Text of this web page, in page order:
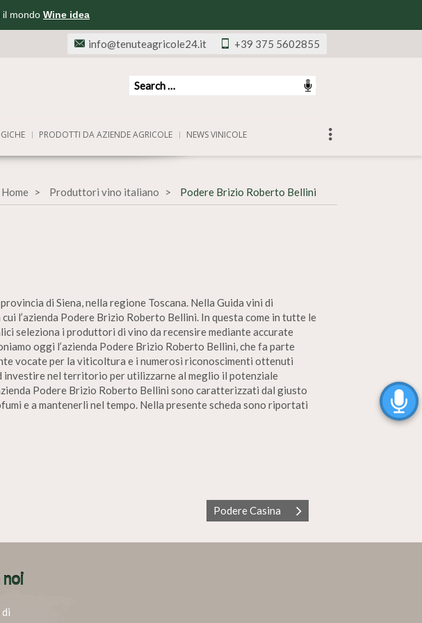
il mondo Wine idea
+39 375 5602855
info@tenuteagricole24.it
PRODOTTI DA AZIENDE AGRICOLE NEWS VINICOLE
Home Produttori vino italiano Podere Brizio Roberto Bellini
di Siena, nella regione Toscana. Nella Guida vini di
l’azienda Podere Brizio Roberto Bellini. In questa come in tutte le
seleziona i produttori di vino da recensire mediante accurate
oggi l’azienda Podere Brizio Roberto Bellini, che fa parte
vocate per la viticoltura e i numerosi riconoscimenti ottenuti
nel territorio per utilizzarne al meglio il potenziale
Podere Brizio Roberto Bellini sono caratterizzati dal giusto
e a mantenerli nel tempo. Nella presente scheda sono riportati
Podere Casina